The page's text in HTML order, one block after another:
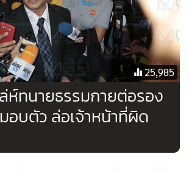
กว่า เรื่องดังกล่าวคุณพ่อและน้อง ก็ยืนยัน
ซึ่งจริง ๆ แล้วเหตุเกิดตั้งแต่วันที่ 30 มิ.ย.
และเชื่อว่า ตนเองเป็นคนผิด ส่วนคลิปดัง
ร่วันที่ 1 ก.ค. ซึ่งหลังจากนี้ จะต้องดูว่าผู้ที่อยู่
ถ้ามีความผิดทางกฎหมายก็ต้องให้ฝ่าย
ณา
25,985
ห์ทนายธรรมกายต่อรอง
อบตัว ล่อเจ้าหน้าที่ผิด